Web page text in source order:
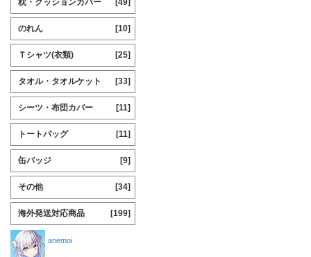
枕・クッションカバー [49]
のれん [10]
Ｔシャツ(衣類) [25]
タオル・タオルケット [33]
シーツ・布団カバー [11]
トートバッグ [11]
缶バッジ [9]
その他 [34]
海外発送対応商品 [199]
anemoi